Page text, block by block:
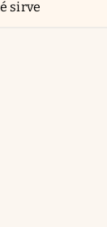
sirve